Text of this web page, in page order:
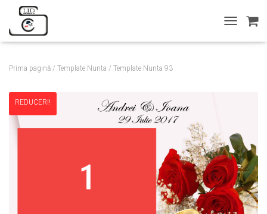
O
G
A
T
I
O
N
REDUCERI!
Prima pagină / Template Nunta / Template Nunta 93